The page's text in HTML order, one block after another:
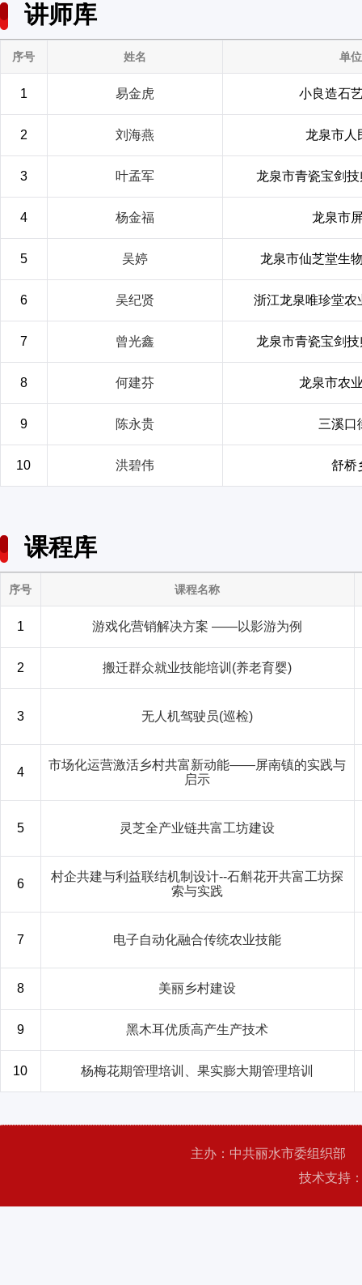
讲师库
序号 姓名 单位
1 易金虎 小良造石
2 刘海燕 龙泉市人
3 叶孟军 龙泉市青瓷宝剑
4 杨金福 龙泉市
5 吴婷 龙泉市仙芝堂生
6 吴纪贤 浙江龙泉唯珍堂农
7 曾光鑫 龙泉市青瓷宝剑
8 何建芬 龙泉市农
9 陈永贵 三溪口
10 洪碧伟 舒桥
课程库
序号 课程名称
1 游戏化营销解决方案 ——以影游为例
2 搬迁群众就业技能培训(养老育婴)
3 无人机驾驶员(巡检)
4
市场化运营激活乡村共富新动能——屏南镇的实践与
启示
5 灵芝全产业链共富工坊建设
6
村企共建与利益联结机制设计--石斛花开共富工坊探
索与实践
7 电子自动化融合传统农业技能
8 美丽乡村建设
9 黑木耳优质高产生产技术
10 杨梅花期管理培训、果实膨大期管理培训
主办：中共丽水市委组织部
技术支持